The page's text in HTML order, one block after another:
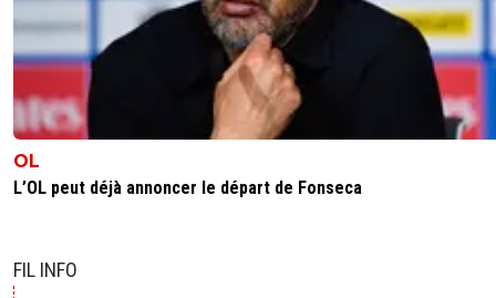
OL
L’OL peut déjà annoncer le départ de Fonseca
FIL INFO